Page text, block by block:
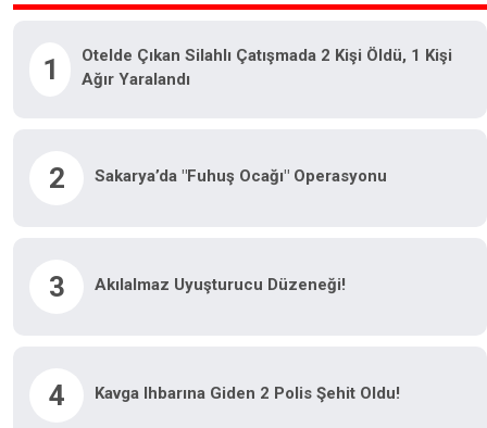
1
Otelde Çıkan Silahlı Çatışmada 2 Kişi Öldü, 1 Kişi
Ağır Yaralandı
2 Sakarya’da "fuhuş Ocağı" Operasyonu
3 Akılalmaz Uyuşturucu Düzeneği!
4 Kavga Ihbarına Giden 2 Polis Şehit Oldu!